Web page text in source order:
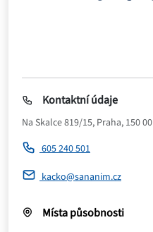
Kontaktní údaje
Na Skalce 819/15, Praha, 150 00
605 240 501
kacko@sananim.cz
Místa působnosti